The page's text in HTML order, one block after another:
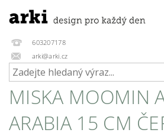
603207178
arki@arki.cz
MISKA MOOMIN
ARABIA 15 CM